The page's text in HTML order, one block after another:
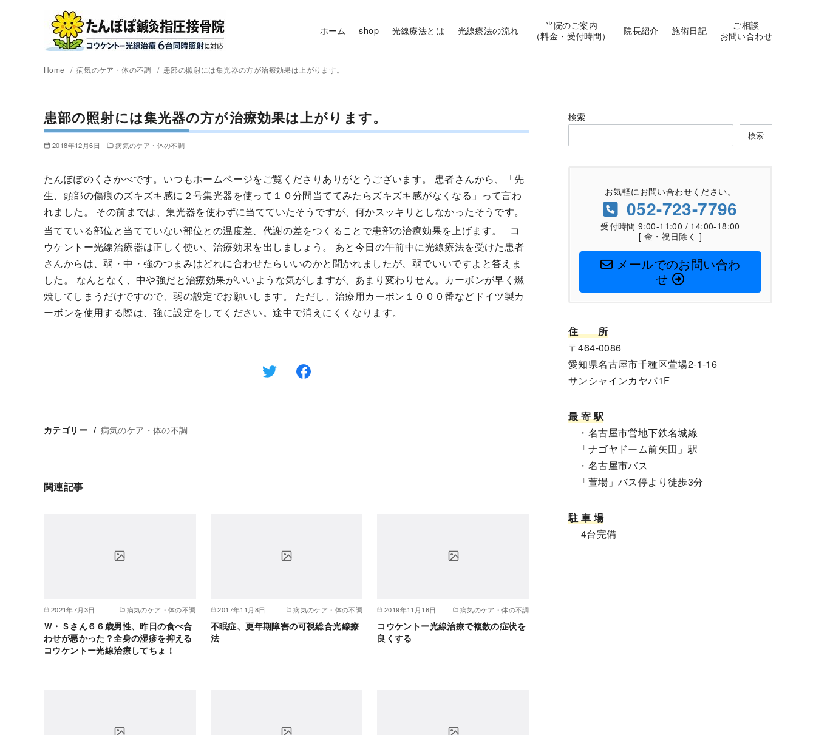
ホーム shop 光線療法とは 光線療法の流れ
当院のご案内
（料金・受付時間）
院長紹介 施術日記
ご相談
お問い合わせ
Home 病気のケア・体の不調 患部の照射には集光器の方が治療効果は上がります。
患部の照射には集光器の方が治療効果は上がります。
2018年12月6日 病気のケア・体の不調
たんぽぽのくさかべです。いつもホームページをご覧くださりありがとうございます。 患者さんから、「先
生、頭部の傷痕のズキズキ感に２号集光器を使って１０分間当ててみたらズキズキ感がなくなる」って言わ
れました。 その前までは、集光器を使わずに当てていたそうですが、何かスッキリとしなかったそうです。
当てている部位と当てていない部位との温度差、代謝の差をつくることで患部の治療効果を上げます。
コ
ウケントー光線治療器は正しく使い、治療効果を出しましょう。 あと今日の午前中に光線療法を受けた患者
さんからは、弱・中・強のつまみはどれに合わせたらいいのかと聞かれましたが、弱でいいですよと答えま
した。 なんとなく、中や強だと治療効果がいいような気がしますが、あまり変わりせん。カーボンが早く燃
焼してしまうだけですので、弱の設定でお願いします。 ただし、治療用カーボン１０００番などドイツ製カ
ーボンを使用する際は、強に設定をしてください。途中で消えにくくなります。
カテゴリー 病気のケア・体の不調
関連記事
2021年7月3日 病気のケア・体の不調
Ｗ・Ｓさん６６歳男性、昨日の食べ合
わせが悪かった？全身の湿疹を抑える
コウケントー光線治療してちょ！
2017年11月8日 病気のケア・体の不調
不眠症、更年期障害の可視総合光線療
法
2019年11月16日 病気のケア・体の不調
コウケントー光線治療で複数の症状を
良くする
検索
検索
お気軽にお問い合わせください。
052-723-7796
受付時間 9:00-11:00 / 14:00-18:00
[ 金・祝日除く ]
メールでのお問い合わ
せ
住
所
〒464-0086
愛知県名古屋市千種区萱場2-1-16
サンシャインカヤバ1F
最 寄 駅
・名古屋市営地下鉄名城線
「ナゴヤドーム前矢田」駅
・名古屋市バス
「萱場」バス停より徒歩3分
駐 車 場
4台完備